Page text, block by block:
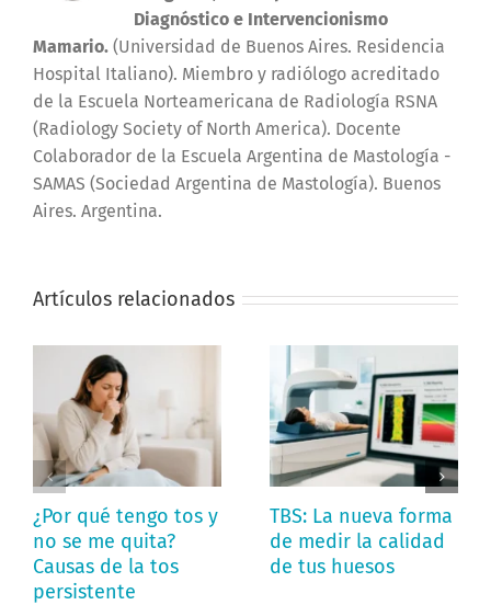
Diagnóstico e Intervencionismo
Mamario. (Universidad de Buenos Aires. Residencia
Hospital Italiano). Miembro y radiólogo acreditado
de la Escuela Norteamericana de Radiología RSNA
(Radiology Society of North America). Docente
Colaborador de la Escuela Argentina de Mastología -
SAMAS (Sociedad Argentina de Mastología). Buenos
Aires. Argentina.
Artículos relacionados
¿Por qué tengo tos y
no se me quita?
Causas de la tos
persistente
TBS: La nueva forma
de medir la calidad
de tus huesos